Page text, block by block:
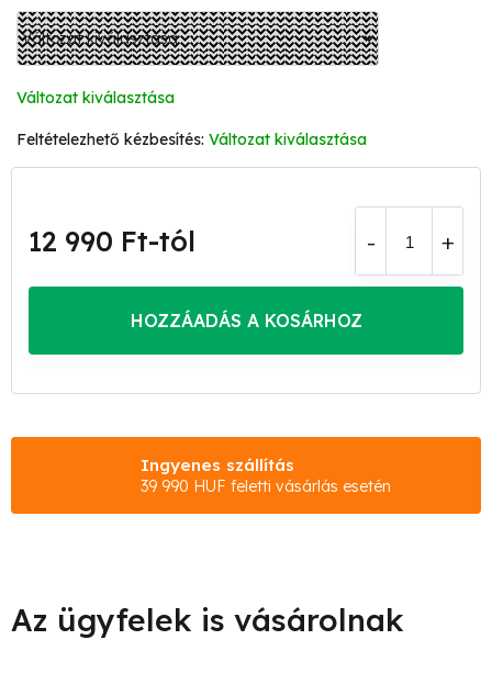
Változat kiválasztása
Változat kiválasztása
12 990 Ft-tól
HOZZÁADÁS A KOSÁRHOZ
Ingyenes szállítás
39 990 HUF feletti vásárlás esetén